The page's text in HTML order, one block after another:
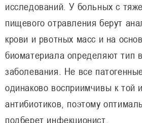
исследований. У больных с
пищевого отравления берут
крови и рвотных масс и на
биоматериала определяют тип
заболевания. Не все
одинаково восприимчивы к той
антибиотиков, поэтому
подберет инфекционист.